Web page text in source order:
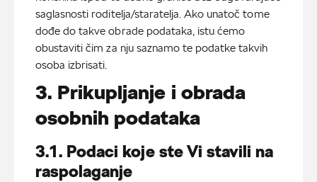
saglasnosti roditelja/staratelja. Ako unatoč tome
dođe do takve obrade podataka, istu ćemo
obustaviti čim za nju saznamo te podatke takvih
osoba izbrisati.
3. Prikupljanje i obrada
osobnih podataka
3.1. Podaci koje ste Vi stavili na
raspolaganje